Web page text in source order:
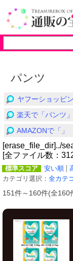
パンツ
ヤフーショッピ
楽天で「パンツ」
AMAZONで「」
[erase_file_dir]../
[全ファイル数：
標準スコア 安い順
カテゴリ選択： 全カテ
151件～160件(全160